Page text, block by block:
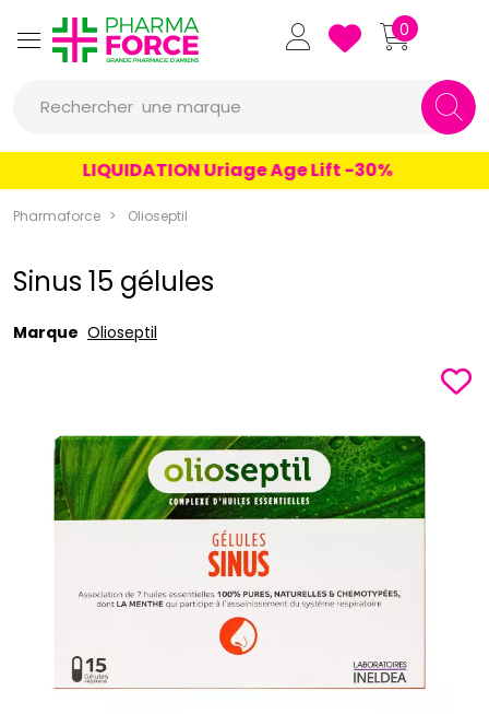
Pharmaforce Grande Pharmacie
0
Rechercher une marque
un produit
une marque
LIQUIDATION Uriage Age Lift -30%
Pharmaforce Olioseptil
Sinus 15 gélules
Marque Olioseptil